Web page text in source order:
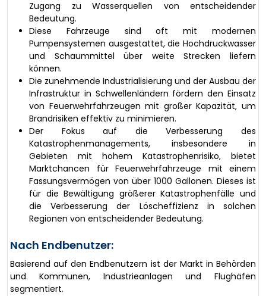
Zugang zu Wasserquellen von entscheidender
Bedeutung.
Diese Fahrzeuge sind oft mit modernen
Pumpensystemen ausgestattet, die Hochdruckwasser
und Schaummittel über weite Strecken liefern
können.
Die zunehmende Industrialisierung und der Ausbau der
Infrastruktur in Schwellenländern fördern den Einsatz
von Feuerwehrfahrzeugen mit großer Kapazität, um
Brandrisiken effektiv zu minimieren.
Der Fokus auf die Verbesserung des
Katastrophenmanagements, insbesondere in
Gebieten mit hohem Katastrophenrisiko, bietet
Marktchancen für Feuerwehrfahrzeuge mit einem
Fassungsvermögen von über 1000 Gallonen. Dieses ist
für die Bewältigung größerer Katastrophenfälle und
die Verbesserung der Löscheffizienz in solchen
Regionen von entscheidender Bedeutung.
Nach Endbenutzer:
Basierend auf den Endbenutzern ist der Markt in Behörden
und Kommunen, Industrieanlagen und Flughäfen
segmentiert.